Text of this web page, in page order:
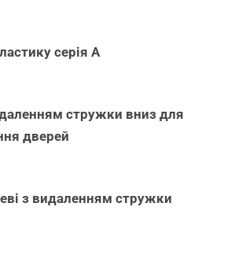
серія А
стружки вниз для
дверей
з видаленням стружки